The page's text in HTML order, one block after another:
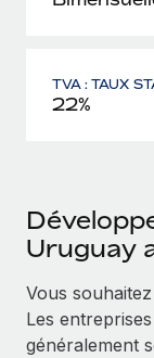
TVA : TAUX
22%
Uruguay
Vous
Les
généralement